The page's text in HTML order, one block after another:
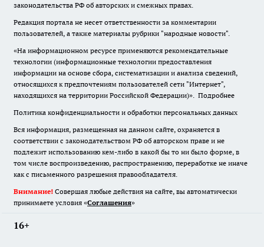
законодательства РФ об авторских и смежных правах.
Редакция портала не несет ответственности за комментарии
пользователей, а также материалы рубрики "народные новости".
«На информационном ресурсе применяются рекомендательные
технологии (информационные технологии предоставления
информации на основе сбора, систематизации и анализа сведений,
относящихся к предпочтениям пользователей сети "Интернет",
находящихся на территории Российской Федерации)». Подробнее
Политика конфиденциальности и обработки персональных данных
Вся информация, размещенная на данном сайте, охраняется в
соответствии с законодательством РФ об авторском праве и не
подлежит использованию кем-либо в какой бы то ни было форме, в
том числе воспроизведению, распространению, переработке не иначе
как с письменного разрешения правообладателя.
Внимание! Совершая любые действия на сайте, вы автоматически
принимаете условия «Cоглашения»
16+